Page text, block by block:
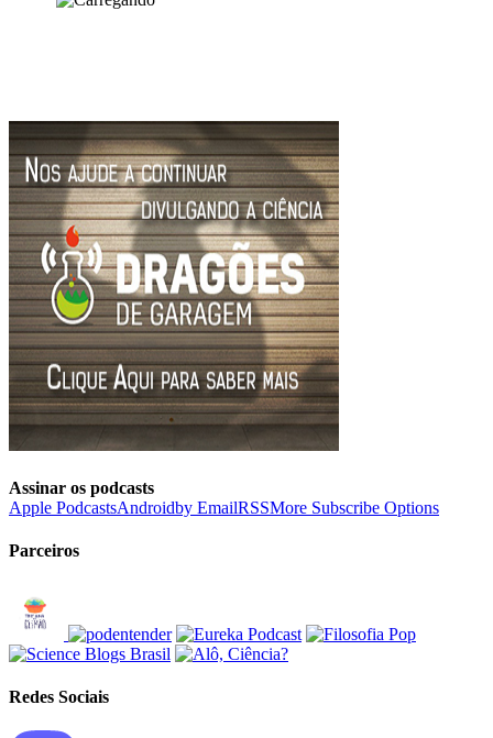
Assinar os podcasts
Apple PodcastsAndroidby EmailRSSMore Subscribe Options
Parceiros
Redes Sociais